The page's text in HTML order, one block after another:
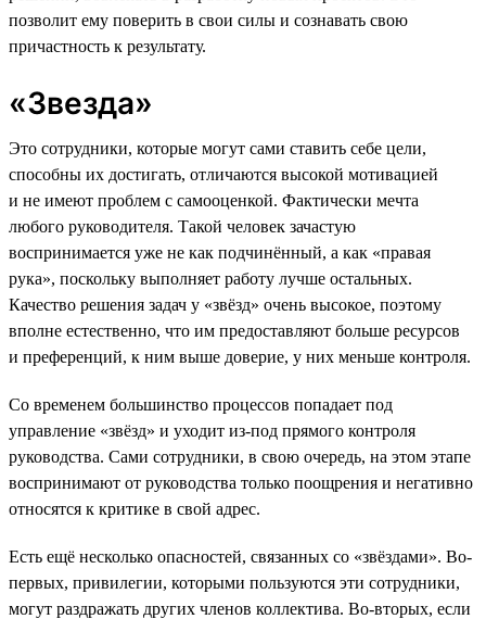
позволит ему поверить в свои силы и сознавать свою
причастность к результату.
«Звезда»
Это сотрудники, которые могут сами ставить себе цели,
способны их достигать, отличаются высокой мотивацией
и не имеют проблем с самооценкой. Фактически мечта
любого руководителя. Такой человек зачастую
воспринимается уже не как подчинённый, а как «правая
рука», поскольку выполняет работу лучше остальных.
Качество решения задач у «звёзд» очень высокое, поэтому
вполне естественно, что им предоставляют больше ресурсов
и преференций, к ним выше доверие, у них меньше контроля.
Со временем большинство процессов попадает под
управление «звёзд» и уходит из-под прямого контроля
руководства. Сами сотрудники, в свою очередь, на этом этапе
воспринимают от руководства только поощрения и негативно
относятся к критике в свой адрес.
Есть ещё несколько опасностей, связанных со «звёздами». Во-
первых, привилегии, которыми пользуются эти сотрудники,
могут раздражать других членов коллектива. Во-вторых, если